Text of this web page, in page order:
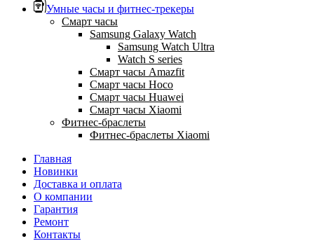
Умные часы и фитнес-трекеры
Смарт часы
Samsung Galaxy Watch
Samsung Watch Ultra
Watch S series
Смарт часы Amazfit
Смарт часы Hoco
Смарт часы Huawei
Смарт часы Xiaomi
Фитнес-браслеты
Фитнес-браслеты Xiaomi
Главная
Новинки
Доставка и оплата
О компании
Гарантия
Ремонт
Контакты